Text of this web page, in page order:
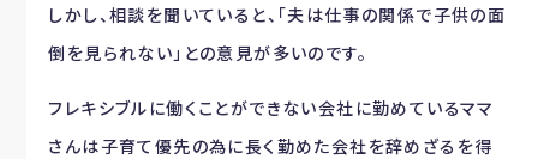
しかし、相談を聞いていると、「夫は仕事の関係で子供の面
倒を見られない」との意見が多いのです。
フレキシブルに働くことができない会社に勤めているママ
さんは子育て優先の為に長く勤めた会社を辞めざるを得